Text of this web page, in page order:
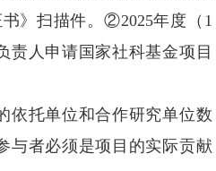
》扫描件。②2025年度（1
责人申请国家社科基金项目
托单位和合作研究单位数
与者必须是项目的实际贡献